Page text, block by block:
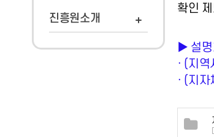
진흥원소개
확인
▶ 설명
· (지역
· (지자